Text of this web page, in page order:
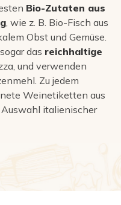
Bio-Zutaten aus
, wie z. B. Bio-Fisch aus
Obst und Gemüse.
, sogar das reichhaltige
und verwenden
Zu jedem
Weinetiketten aus
italienischer